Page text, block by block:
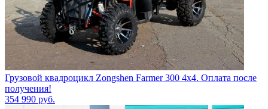
Грузовой квадроцикл Zongshen Farmer 300 4х4. Оплата после
получения!
354 990 руб.